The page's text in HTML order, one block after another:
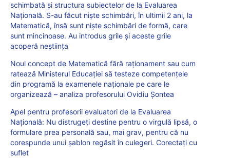
schimbată și structura subiectelor de la Evaluarea
Națională. S-au făcut niște schimbări, în ultimii 2 ani, la
Matematică, însă sunt niște schimbări de formă, care
sunt mincinoase. Au introdus grile și aceste grile
acoperă neștiința
Noul concept de Matematică fără raționament sau cum
ratează Ministerul Educației să testeze competențele
din programă la examenele naționale pe care le
organizează – analiza profesorului Ovidiu Șontea
Apel pentru profesorii evaluatori de la Evaluarea
Națională: Nu distrugeți destine pentru o virgulă lipsă, o
formulare prea personală sau, mai grav, pentru că nu
corespunde unui șablon regăsit în culegeri. Corectați cu
suflet